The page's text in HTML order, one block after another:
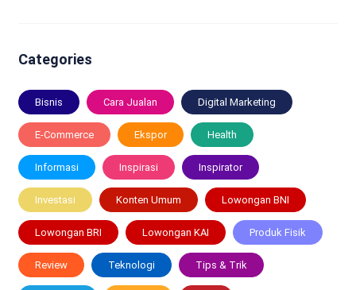
Categories
Bisnis Cara Jualan Digital Marketing
E-Commerce Ekspor Health
Informasi Inspirasi Inspirator
Investasi Konten Umum Lowongan BNI
Lowongan BRI Lowongan KAI Produk Fisik
Review Teknologi Tips & Trik